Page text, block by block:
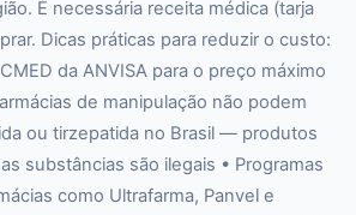
É necessária receita médica (tarja
Dicas práticas para reduzir o custo:
da ANVISA para o preço máximo
de manipulação não podem
ou tirzepatida no Brasil — produtos
substâncias são ilegais • Programas
como Ultrafarma, Panvel e